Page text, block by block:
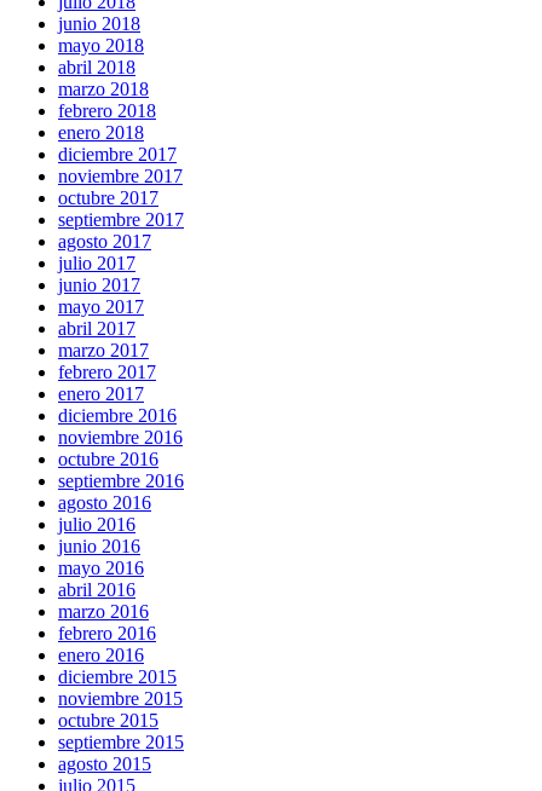
junio 2018
mayo 2018
abril 2018
marzo 2018
febrero 2018
enero 2018
diciembre 2017
noviembre 2017
octubre 2017
septiembre 2017
agosto 2017
julio 2017
junio 2017
mayo 2017
abril 2017
marzo 2017
febrero 2017
enero 2017
diciembre 2016
noviembre 2016
octubre 2016
septiembre 2016
agosto 2016
julio 2016
junio 2016
mayo 2016
abril 2016
marzo 2016
febrero 2016
enero 2016
diciembre 2015
noviembre 2015
octubre 2015
septiembre 2015
agosto 2015
julio 2015